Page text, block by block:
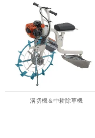
溝切機＆中耕除草機